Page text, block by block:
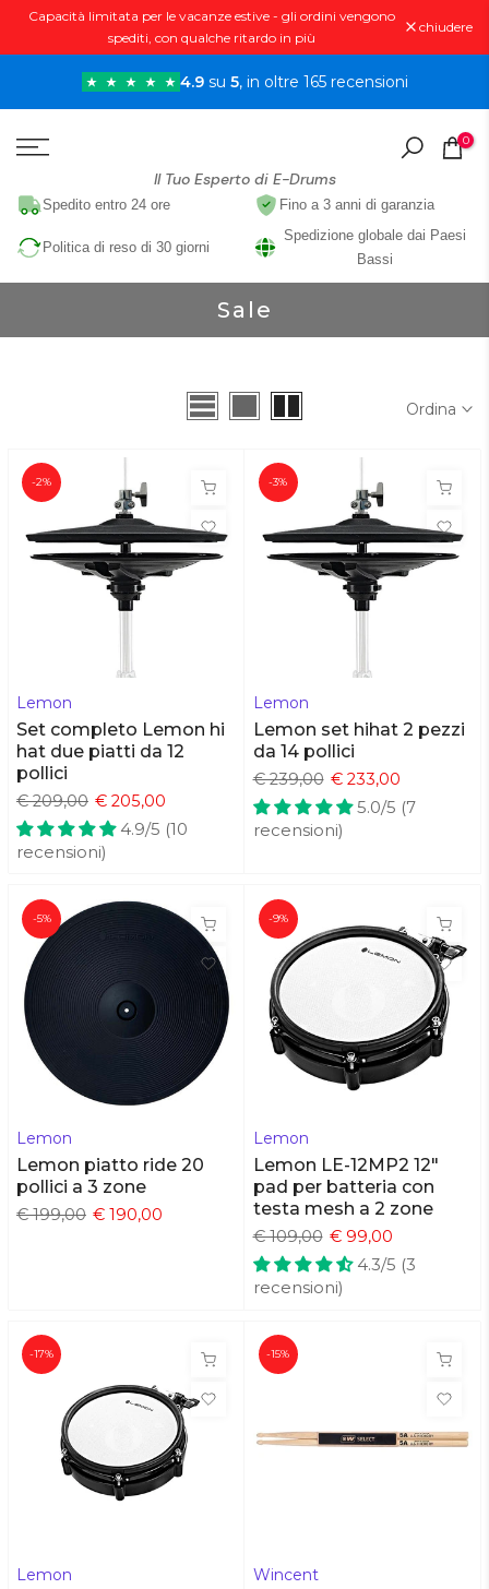
Vai
al
contenuto
Capacità limitata per le vacanze estive - gli ordini vengono
spediti, con qualche ritardo in più
chiudere
4.9su 5, in oltre 165 recensioni
Il Tuo Esperto di E-Drums
0
Spedito entro 24 ore Fino a 3 anni di garanzia
Politica di reso di 30 giorni
Spedizione globale dai Paesi
Bassi
Sale
Ordina
-2%
Lemon
Set completo Lemon hi
hat due piatti da 12
pollici
€ 209,00 € 205,00
4.9/5 (10
recensioni)
-3%
Lemon
Lemon set hihat 2 pezzi
da 14 pollici
€ 239,00 € 233,00
5.0/5 (7
recensioni)
-5%
Lemon
Lemon piatto ride 20
pollici a 3 zone
€ 199,00 € 190,00
-9%
Lemon
Lemon LE-12MP2 12"
pad per batteria con
testa mesh a 2 zone
€ 109,00 € 99,00
4.3/5 (3
recensioni)
-17%
Lemon
-15%
Wincent